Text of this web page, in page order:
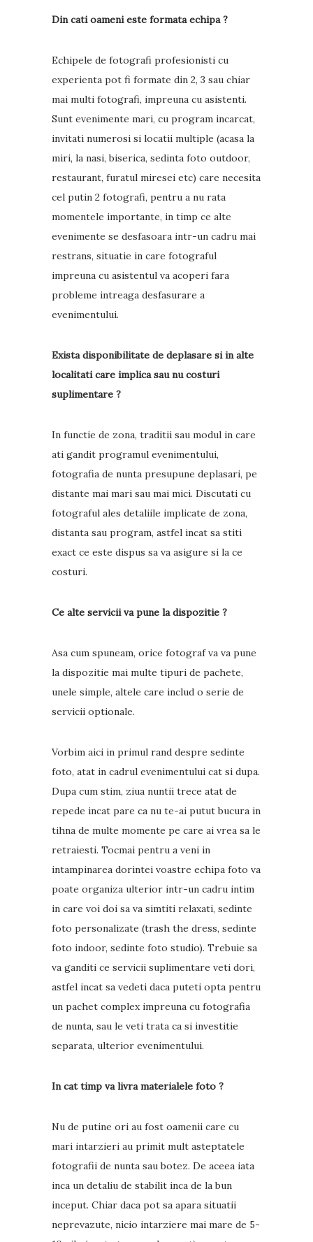
Din cati oameni este formata echipa ?
Echipele de fotografi profesionisti cu
experienta pot fi formate din 2, 3 sau chiar
mai multi fotografi, impreuna cu asistenti.
Sunt evenimente mari, cu program incarcat,
invitati numerosi si locatii multiple (acasa la
miri, la nasi, biserica, sedinta foto outdoor,
restaurant, furatul miresei etc) care necesita
cel putin 2 fotografi, pentru a nu rata
momentele importante, in timp ce alte
evenimente se desfasoara intr-un cadru mai
restrans, situatie in care fotograful
impreuna cu asistentul va acoperi fara
probleme intreaga desfasurare a
evenimentului.
Exista disponibilitate de deplasare si in alte
localitati care implica sau nu costuri
suplimentare ?
In functie de zona, traditii sau modul in care
ati gandit programul evenimentului,
fotografia de nunta presupune deplasari, pe
distante mai mari sau mai mici. Discutati cu
fotograful ales detaliile implicate de zona,
distanta sau program, astfel incat sa stiti
exact ce este dispus sa va asigure si la ce
costuri.
Ce alte servicii va pune la dispozitie ?
Asa cum spuneam, orice fotograf va va pune
la dispozitie mai multe tipuri de pachete,
unele simple, altele care includ o serie de
servicii optionale.
Vorbim aici in primul rand despre sedinte
foto, atat in cadrul evenimentului cat si dupa.
Dupa cum stim, ziua nuntii trece atat de
repede incat pare ca nu te-ai putut bucura in
tihna de multe momente pe care ai vrea sa le
retraiesti. Tocmai pentru a veni in
intampinarea dorintei voastre echipa foto va
poate organiza ulterior intr-un cadru intim
in care voi doi sa va simtiti relaxati, sedinte
foto personalizate (trash the dress, sedinte
foto indoor, sedinte foto studio). Trebuie sa
va ganditi ce servicii suplimentare veti dori,
astfel incat sa vedeti daca puteti opta pentru
un pachet complex impreuna cu fotografia
de nunta, sau le veti trata ca si investitie
separata, ulterior evenimentului.
In cat timp va livra materialele foto ?
Nu de putine ori au fost oamenii care cu
mari intarzieri au primit mult asteptatele
fotografii de nunta sau botez. De aceea iata
inca un detaliu de stabilit inca de la bun
inceput. Chiar daca pot sa apara situatii
neprevazute, nicio intarziere mai mare de 5-